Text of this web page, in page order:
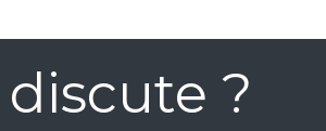
?